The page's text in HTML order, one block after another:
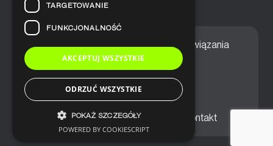
Home Nasze podejście Rozwiązania
Usługi Aktualności
Ogólne warunki sprzedaży Kontakt
TARGETOWANIE
FUNKCJONALNOŚĆ
AKCEPTUJ WSZYSTKIE
ODRZUĆ WSZYSTKIE
POKAŻ SZCZEGÓŁY
POWERED BY COOKIESCRIPT